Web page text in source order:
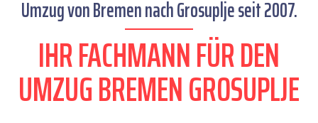
Umzug von Bremen nach Grosuplje seit 2007.
IHR FACHMANN FÜR DEN
UMZUG BREMEN GROSUPLJE